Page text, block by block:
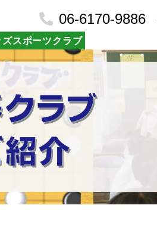
06-6170-9886
スポーツクラブ